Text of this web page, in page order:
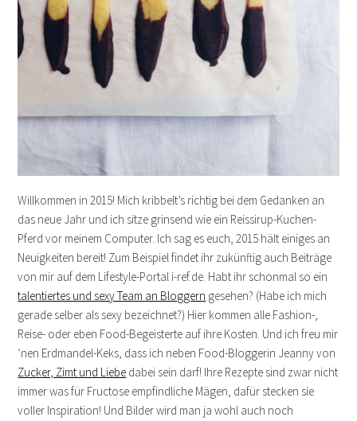
Willkommen in 2015! Mich kribbelt’s richtig bei dem Gedanken an
das neue Jahr und ich sitze grinsend wie ein Reissirup-Kuchen-
Pferd vor meinem Computer. Ich sag es euch, 2015 hält einiges an
Neuigkeiten bereit! Zum Beispiel findet ihr zukünftig auch Beiträge
von mir auf dem Lifestyle-Portal i-ref.de. Habt ihr schonmal so ein
talentiertes und sexy Team an Bloggern gesehen? (Habe ich mich
gerade selber als sexy bezeichnet?) Hier kommen alle Fashion-,
Reise- oder eben Food-Begeisterte auf ihre Kosten. Und ich freu mir
’nen Erdmandel-Keks, dass ich neben Food-Bloggerin Jeanny von
Zucker, Zimt und Liebe dabei sein darf! Ihre Rezepte sind zwar nicht
immer was für Fructose empfindliche Mägen, dafür stecken sie
voller Inspiration! Und Bilder wird man ja wohl auch noch